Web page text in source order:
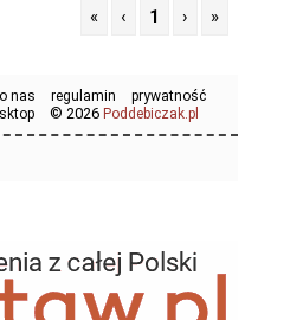
« ‹ 1 › »
o nas regulamin
prywatność
© 2026 Poddebiczak.pl